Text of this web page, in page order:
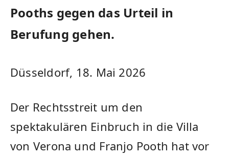
Pooths gegen das Urteil in
Berufung gehen.
Düsseldorf, 18. Mai 2026
Der Rechtsstreit um den
spektakulären Einbruch in die Villa
von Verona und Franjo Pooth hat vor